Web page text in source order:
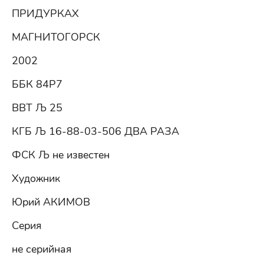
ПРИДУРКАХ
МАГНИТОГОРСК
2002
ББК 84Р7
ВВТ Љ 25
КГБ Љ 16-88-03-506 ДВА РАЗА
ФСК Љ не известен
Художник
Юрий АКИМОВ
Серия
не серийная